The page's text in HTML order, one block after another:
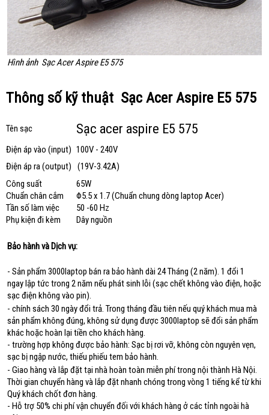
Hình ảnh Sạc Acer Aspire E5 575
Thông số kỹ thuật Sạc Acer Aspire E5 575
Tên sạc Sạc acer aspire E5 575
Điện áp vào (input) 100V - 240V
Điện áp ra (output)
(19V-3.42A)
Công suất
65W
Chuẩn chân cắm
Φ5.5 x 1.7 (Chuẩn chung dòng laptop Acer)
Tần số làm việc
50 -60 Hz
Phụ kiện đi kèm
Dây nguồn
Bảo hành và Dịch vụ:
- Sản phẩm 3000laptop bán ra bảo hành dài 24 Tháng (2 năm). 1 đổi 1
ngay lập tức trong 2 năm nếu phát sinh lỗi (sạc chết không vào điện, hoặc
sạc điện không vào pin).
- chính sách 30 ngày đổi trả. Trong tháng đầu tiên nếu quý khách mua mà
sản phẩm không đúng, không sử dụng được 3000laptop sẽ đổi sản phẩm
khác hoặc hoàn lại tiền cho khách hàng.
- trường hợp không được bảo hành: Sạc bị rơi vỡ, không còn nguyên vẹn,
sạc bị ngập nước, thiếu phiếu tem bảo hành.
- Giao hàng và lắp đặt tại nhà hoàn toàn miễn phí trong nội thành Hà Nội.
Thời gian chuyển hàng và lắp đặt nhanh chóng trong vòng 1 tiếng kể từ khi
Quý khách chốt đơn hàng.
- Hỗ trợ 50% chi phí vận chuyển đối với khách hàng ở các tỉnh ngoài hà